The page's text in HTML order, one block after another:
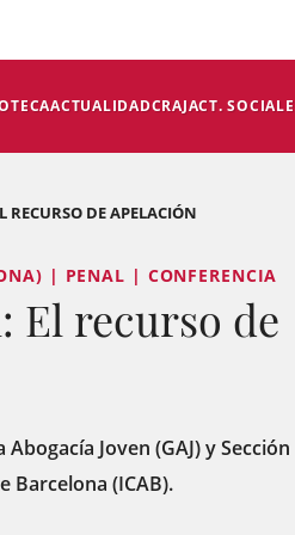
ACTUALIDADCRAJACT.
RECURSO DE APELACIÓN
| PENAL | CONFERENCIA
El recurso de
Joven (GAJ) y Sección
Barcelona (ICAB).